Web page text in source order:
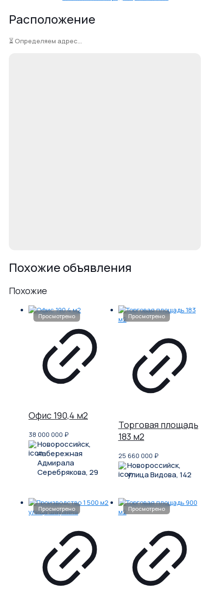
Расположение
⏳ Определяем адрес...
Похожие объявления
Похожие
Офис 190,4 м2
38 000 000 ₽
Новороссийск,
набережная
Адмирала
Серебрякова, 29
Торговая площадь
183 м2
25 660 000 ₽
Новороссийск,
улица Видова, 142